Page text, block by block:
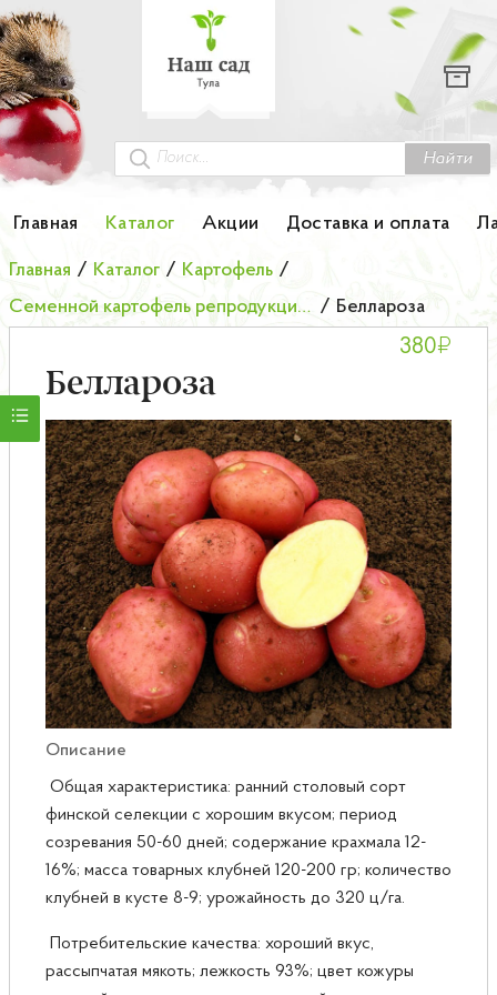
Найти
Главная Каталог Акции Доставка и оплата
Каталог
Гортензии
Грунты
Колоновидные деревья
Лук-севок
Малина
Мини-деревья
НОВИНКА Английские и Японские розы
Саженцы плодовые
Сирень
Главная / Каталог / Картофель /
Семенной картофель репродукции элита / Беллароза
Беллароза
380₽
Описание
Общая характеристика: ранний столовый сорт
финской селекции с хорошим вкусом; период
созревания 50-60 дней; содержание крахмала 12-
16%; масса товарных клубней 120-200 гр; количество
клубней в кусте 8-9; урожайность до 320 ц/га.
Потребительские качества: хороший вкус,
рассыпчатая мякоть; лежкость 93%; цвет кожуры